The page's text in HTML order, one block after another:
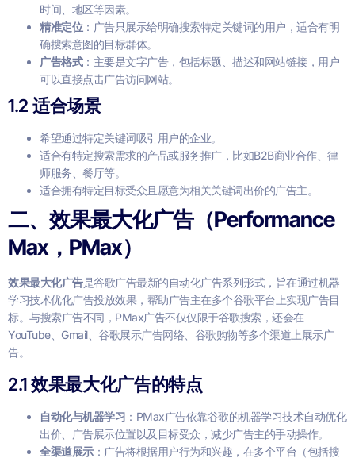
时间、地区等因素。
精准定位：广告只展示给明确搜索特定关键词的用户，适合有明
确搜索意图的目标群体。
广告格式：主要是文字广告，包括标题、描述和网站链接，用户
可以直接点击广告访问网站。
1.2 适合场景
希望通过特定关键词吸引用户的企业。
适合有特定搜索需求的产品或服务推广，比如B2B商业合作、律
师服务、餐厅等。
适合拥有特定目标受众且愿意为相关关键词出价的广告主。
二、效果最大化广告（Performance
Max，PMax）
效果最大化广告是谷歌广告最新的自动化广告系列形式，旨在通过机器
学习技术优化广告投放效果，帮助广告主在多个谷歌平台上实现广告目
标。与搜索广告不同，PMax广告不仅仅限于谷歌搜索，还会在
YouTube、Gmail、谷歌展示广告网络、谷歌购物等多个渠道上展示广
告。
2.1效果最大化广告的特点
自动化与机器学习 ：PMax广告依靠谷歌的机器学习技术自动优化
出价、广告展示位置以及目标受众，减少广告主的手动操作。
全渠道展示：广告将根据用户行为和兴趣，在多个平台（包括搜